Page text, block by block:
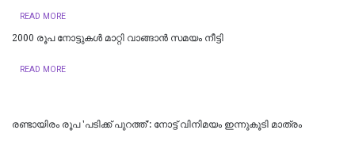
READ MORE
2000 രൂപ നോട്ടുകൾ മാറ്റി വാങ്ങാൻ സമയം നീട്ടി
READ MORE
രണ്ടായിരം രൂപ 'പടിക്ക് പുറത്ത്': നോട്ട് വിനിമയം ഇന്നുകൂടി മാത്രം